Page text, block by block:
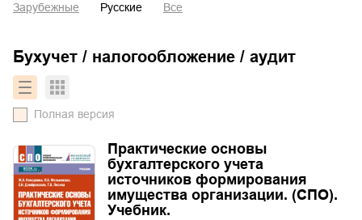
Зарубежные Русские Все
бухучет / налогообложение / аудит
Полная версия
Практические основы
бухгалтерского учета
источников формирования
имущества организации. (СПО).
Учебник.